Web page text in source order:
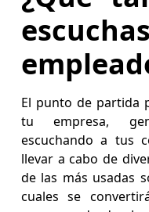
El punto de partida
tu empresa,
escuchando a tus
llevar a cabo de
de las más usadas
cuales se